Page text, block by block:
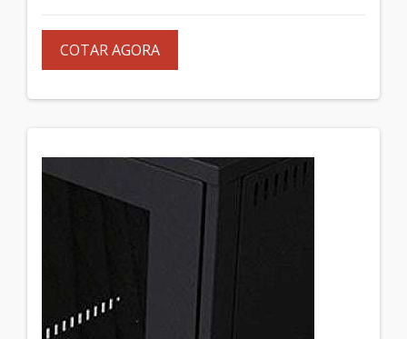
COTAR AGORA